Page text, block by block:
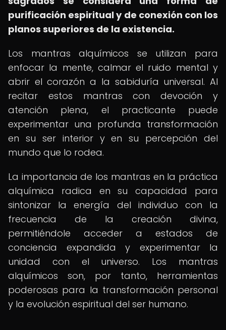
purificación espiritual y de conexión con los
planos superiores de la existencia.
Los mantras alquímicos se utilizan para
enfocar la mente, calmar el ruido mental y
abrir el corazón a la sabiduría universal. Al
recitar estos mantras con devoción y
atención plena, el practicante puede
experimentar una profunda transformación
en su ser interior y en su percepción del
mundo que lo rodea.
La importancia de los mantras en la práctica
alquímica radica en su capacidad para
sintonizar la energía del individuo con la
frecuencia de la creación divina,
permitiéndole acceder a estados de
conciencia expandida y experimentar la
unidad con el universo. Los mantras
alquímicos son, por tanto, herramientas
poderosas para la transformación personal
y la evolución espiritual del ser humano.